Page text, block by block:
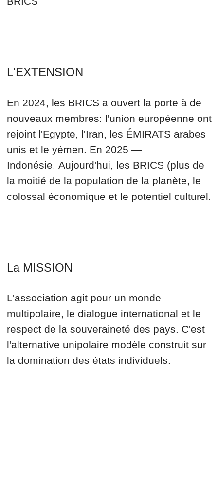
BRICS+
régions avec un potentiel
énorme, et notre tâche est de
les aider à le révéler
Nous créons un forum pour le
l'innovation et les aidons à
rendent le monde plus équitable
et durable.